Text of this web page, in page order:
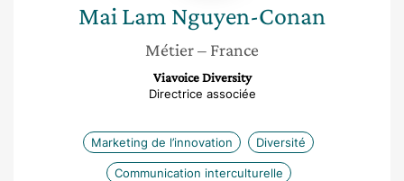
Mai Lam Nguyen-Conan
Métier– France
Viavoice Diversity
Directrice associée
Marketing de l’innovation Diversité
Communication interculturelle